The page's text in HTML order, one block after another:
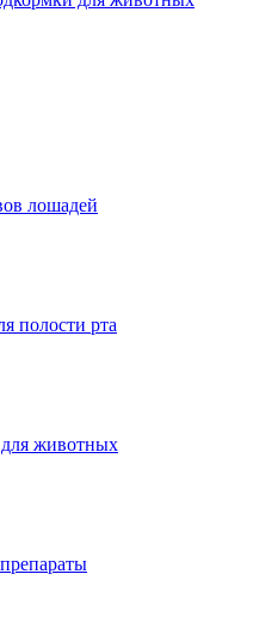
лошадей
полости рта
животных